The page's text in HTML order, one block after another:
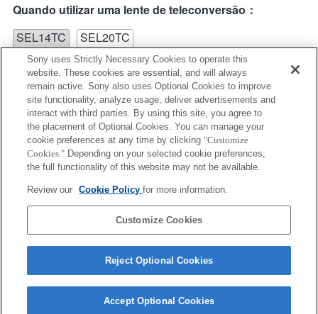
Quando utilizar uma lente de teleconversão：
SEL14TC
SEL20TC
SEL20TC
Não é possível utilizar o AF de deteção de fases de
plano focal, por isso, será utilizado o AF de contraste.
Contact Us
Sony uses Strictly Necessary Cookies to operate this
website. These cookies are essential, and will always
remain active. Sony also uses Optional Cookies to improve
site functionality, analyze usage, deliver advertisements and
interact with third parties. By using this site, you agree to
the placement of Optional Cookies. You can manage your
cookie preferences at any time by clicking "Customize
Cookies." Depending on your selected cookie preferences,
the full functionality of this website may not be available.
Review our Cookie Policyfor more information.
Customize Cookies
Reject Optional Cookies
Accept Optional Cookies